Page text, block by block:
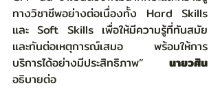
ทางวิชาชีพอย่างต่อเนื่องทั้ง Hard Skills
และ Soft Skills เพื่อให้มีความรู้ที่ทันสมัย
และทันต่อเหตุการณ์เสมอ พร้อมให้การ
บริการได้อย่างมีประสิทธิภาพ” นายวศิน
อธิบายต่อ